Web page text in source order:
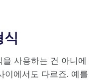
식
사용하는 건 아니에
이에서도 다르죠. 예를